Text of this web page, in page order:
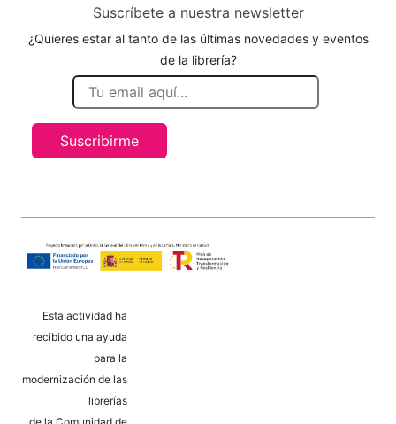
Suscríbete a nuestra newsletter
¿Quieres estar al tanto de las últimas novedades y eventos
de la librería?
Suscribirme
Esta actividad ha
recibido una ayuda
para la
modernización de las
librerías